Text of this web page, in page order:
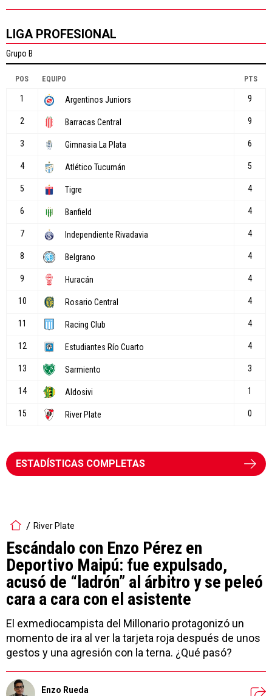
LIGA PROFESIONAL
ESTADÍSTICAS COMPLETAS
River Plate
Escándalo con Enzo Pérez en
Deportivo Maipú: fue expulsado,
acusó de “ladrón” al árbitro y se peleó
cara a cara con el asistente
El exmediocampista del Millonario protagonizó un
momento de ira al ver la tarjeta roja después de unos
gestos y una agresión con la terna. ¿Qué pasó?
Enzo Rueda